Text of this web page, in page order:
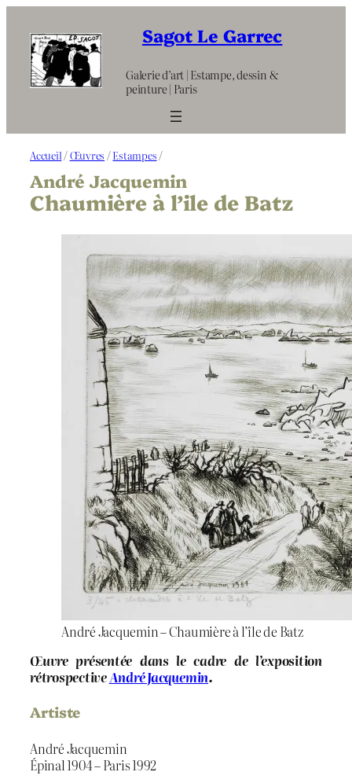
contenu
Sagot Le Garrec
Galerie d’art | Estampe, dessin &
peinture | Paris
Accueil /Œuvres /Estampes /
André Jacquemin
Chaumière à l’ile de Batz
André Jacquemin – Chaumière à l’île de Batz
Œuvre présentée dans le cadre de l’exposition
rétrospectiveAndré Jacquemin.
Artiste
André Jacquemin
Épinal 1904 – Paris 1992